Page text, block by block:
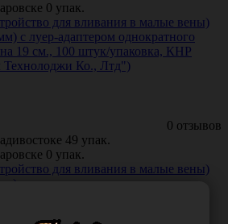
0 упак.
для вливания в малые вены)
с луер-адаптером однократного
19 см., 100 штук/упаковка, КНР
Технолоджи Ко., Лтд")
0 отзывов
49 упак.
0 упак.
для вливания в малые вены)
с луер-адаптером однократного
30 см., 100 штук/упаковка, КНР
Ко., Лтд") B9211930